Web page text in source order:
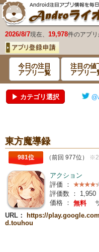
2026/8/7現在、 19,978件のアプリ
今日の注目
アプリ一覧
注目の値
アプリ一
▶ カテゴリ選択
東方魔導録
981位 （前回 977位）
アクション
評価 ：
評価数 ： 1,950
価格 ： 無料
URL：
https://
d.touhou